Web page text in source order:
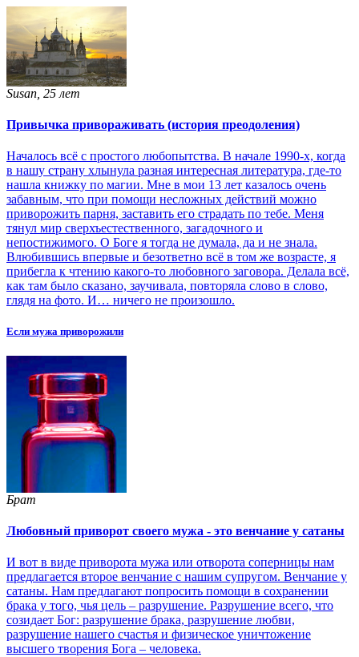
Susan, 25 лет
Привычка привораживать (история преодоления)
Началось всё с простого любопытства. В начале 1990-х, когда
в нашу страну хлынула разная интересная литература, где-то
нашла книжку по магии. Мне в мои 13 лет казалось очень
забавным, что при помощи несложных действий можно
приворожить парня, заставить его страдать по тебе. Меня
тянул мир сверхъестественного, загадочного и
непостижимого. О Боге я тогда не думала, да и не знала.
Влюбившись впервые и безответно всё в том же возрасте, я
прибегла к чтению какого-то любовного заговора. Делала всё,
как там было сказано, заучивала, повторяла слово в слово,
глядя на фото. И… ничего не произошло.
Если мужа приворожили
Брат
Любовный приворот своего мужа - это венчание у сатаны
И вот в виде приворота мужа или отворота соперницы нам
предлагается второе венчание с нашим супругом. Венчание у
сатаны. Нам предлагают попросить помощи в сохранении
брака у того, чья цель – разрушение. Разрушение всего, что
созидает Бог: разрушение брака, разрушение любви,
разрушение нашего счастья и физическое уничтожение
высшего творения Бога – человека.